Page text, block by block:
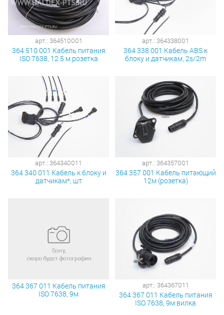
арт.: 364510001
364 510 001 Кабель питания
ISO 7638, 12.5 м розетка
арт.: 364338001
364 338 001 Кабель ABS к
блоку и датчикам, 2s/2m
арт.: 364340011
364 340 011 Кабель к блоку и
датчикам*, шт
арт.: 364357001
364 357 001 Кабель питающий
12м (розетка)
364 367 011 Кабель питания
ISO 7638, 9м
арт.: 364367011
364 367 011 Кабель питания
ISO 7638, 9м вилка